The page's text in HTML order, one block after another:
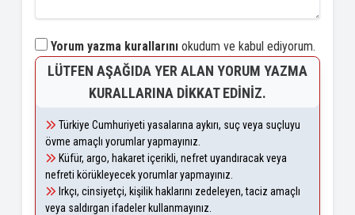
Yorum yazma kurallarını okudum ve kabul ediyorum.
LÜTFEN AŞAĞIDA YER ALAN YORUM YAZMA
KURALLARINA DIKKAT EDINIZ.
Türkiye Cumhuriyeti yasalarına aykırı, suç veya suçluyu
övme amaçlı yorumlar yapmayınız.
Küfür, argo, hakaret içerikli, nefret uyandıracak veya
nefreti körükleyecek yorumlar yapmayınız.
Irkçı, cinsiyetçi, kişilik haklarını zedeleyen, taciz amaçlı
veya saldırgan ifadeler kullanmayınız.